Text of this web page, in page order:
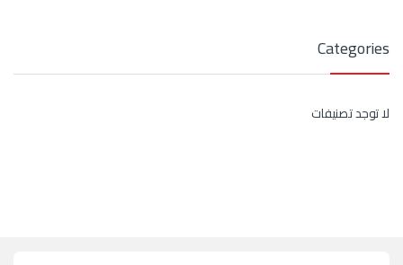
Categories
لا توجد تصنيفات